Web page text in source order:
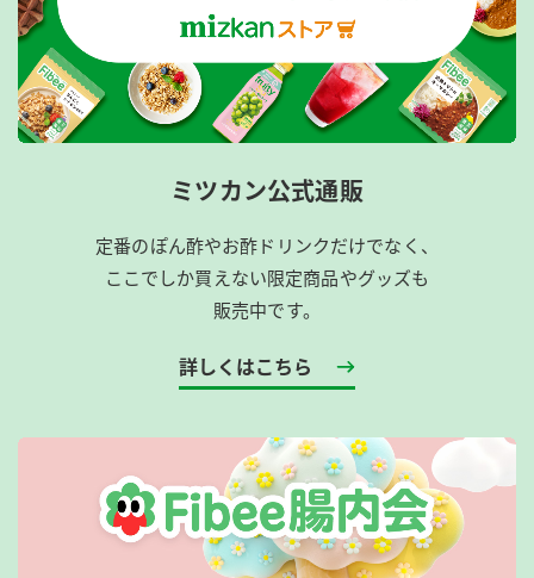
ミツカン公式通販
定番のぽん酢やお酢ドリンクだけでなく、
ここでしか買えない限定商品やグッズも
販売中です。
詳しくはこちら